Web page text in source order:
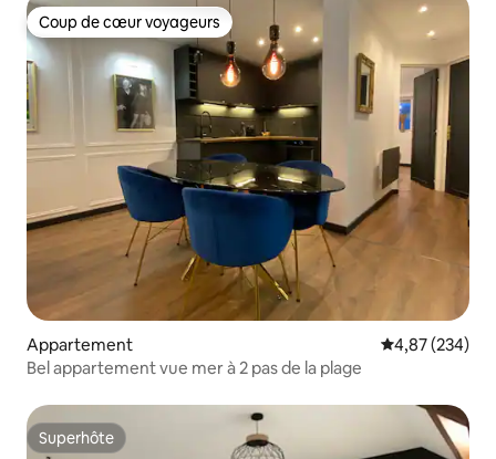
Coup de cœur voyageurs
Coup de cœur voyageurs
Appartement Évaluation
4,87 (234)
Bel appartement vue mer à 2 pas de la plage
Superhôte
Superhôte